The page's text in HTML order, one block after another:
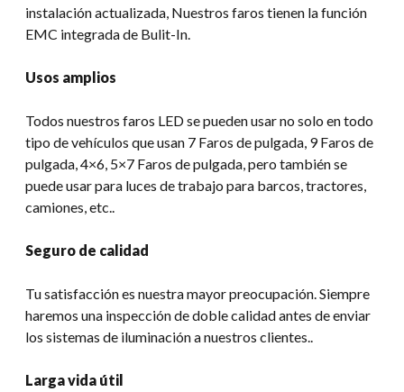
instalación actualizada, Nuestros faros tienen la función
EMC integrada de Bulit-In.
Usos amplios
Todos nuestros faros LED se pueden usar no solo en todo
tipo de vehículos que usan 7 Faros de pulgada, 9 Faros de
pulgada, 4×6, 5×7 Faros de pulgada, pero también se
puede usar para luces de trabajo para barcos, tractores,
camiones, etc..
Seguro de calidad
Tu satisfacción es nuestra mayor preocupación. Siempre
haremos una inspección de doble calidad antes de enviar
los sistemas de iluminación a nuestros clientes..
Larga vida útil